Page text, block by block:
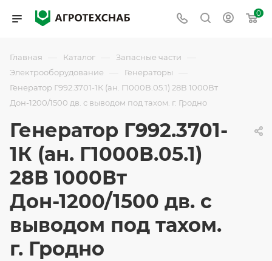
0
Главная — Каталог — Запасные части —
Электрооборудование — Генераторы —
Генератор Г992.3701-1К (ан. Г1000В.05.1) 28В 1000Вт
Дон-1200/1500 дв. с выводом под тахом. г. Гродно
Генератор Г992.3701-
1К (ан. Г1000В.05.1)
28В 1000Вт
Дон-1200/1500 дв. с
выводом под тахом.
г. Гродно